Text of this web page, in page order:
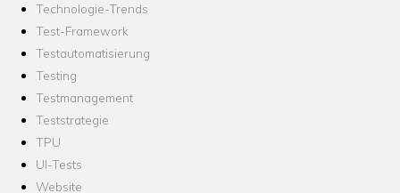
Technologie-Trends
Test-Framework
Testautomatisierung
Testing
Testmanagement
Teststrategie
TPU
UI-Tests
Website